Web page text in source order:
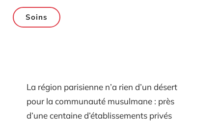
Soins
La région parisienne n’a rien d’un désert
pour la communauté musulmane : près
d’une centaine d’établissements privés